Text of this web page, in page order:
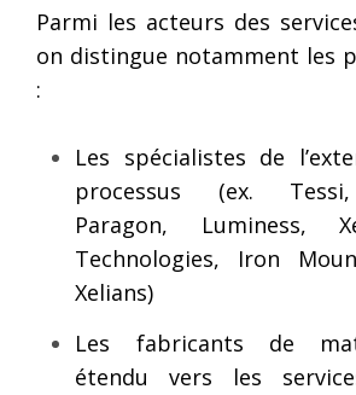
Parmi les acteurs des
on distingue notamment les
:
Les spécialistes de
processus (ex.
Paragon, Luminess,
Technologies, Iron
Xelians)
Les fabricants de
étendu vers les